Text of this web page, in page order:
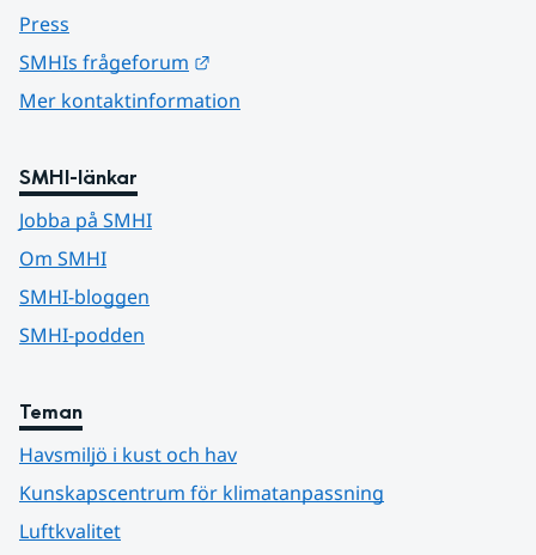
Press
SMHIs frågeforum
Mer kontaktinformation
SMHI-länkar
Jobba på SMHI
Om SMHI
SMHI-bloggen
SMHI-podden
Teman
Havsmiljö i kust och hav
Kunskapscentrum för klimatanpassning
Luftkvalitet